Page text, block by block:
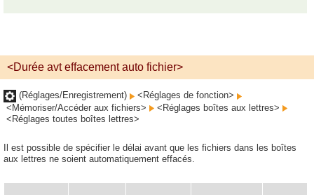
<Durée avt effacement auto fichier>
(Réglages/Enregistrement)
<Réglages de fonction>
<Mémoriser/Accéder aux fichiers>
<Réglages boîtes aux lettres>
<Réglages toutes boîtes lettres>
Il est possible de spécifier le délai avant que les fichiers dans les boîtes
aux lettres ne soient automatiquement effacés.